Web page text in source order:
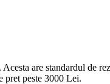
are standardul de
pret peste 3000 Lei.